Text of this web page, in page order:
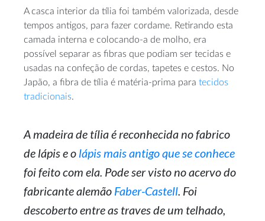
A casca interior da tília foi também valorizada, desde
tempos antigos, para fazer cordame. Retirando esta
camada interna e colocando-a de molho, era
possível separar as fibras que podiam ser tecidas e
usadas na confeção de cordas, tapetes e cestos. No
Japão, a fibra de tília é matéria-prima para tecidos
tradicionais.
A madeira de tília é reconhecida no fabrico
de lápis e o lápis mais antigo que se conhece
foi feito com ela. Pode ser visto no acervo do
fabricante alemão Faber-Castell. Foi
descoberto entre as traves de um telhado,